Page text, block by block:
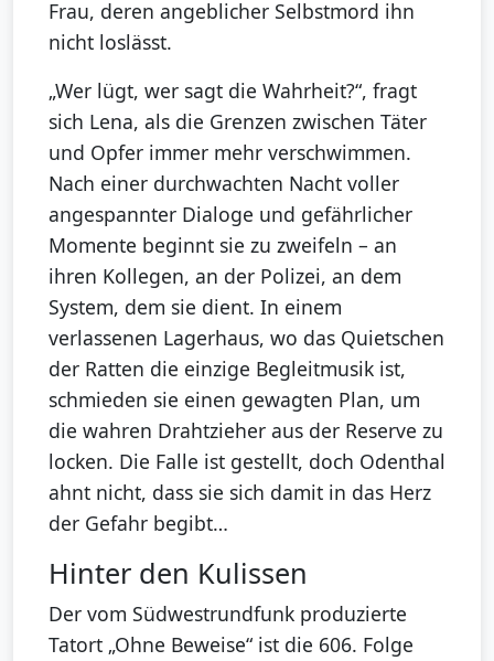
Frau, deren angeblicher Selbstmord ihn
nicht loslässt.
„Wer lügt, wer sagt die Wahrheit?“, fragt
sich Lena, als die Grenzen zwischen Täter
und Opfer immer mehr verschwimmen.
Nach einer durchwachten Nacht voller
angespannter Dialoge und gefährlicher
Momente beginnt sie zu zweifeln – an
ihren Kollegen, an der Polizei, an dem
System, dem sie dient. In einem
verlassenen Lagerhaus, wo das Quietschen
der Ratten die einzige Begleitmusik ist,
schmieden sie einen gewagten Plan, um
die wahren Drahtzieher aus der Reserve zu
locken. Die Falle ist gestellt, doch Odenthal
ahnt nicht, dass sie sich damit in das Herz
der Gefahr begibt…
Hinter den Kulissen
Der vom Südwestrundfunk produzierte
Tatort „Ohne Beweise“ ist die 606. Folge